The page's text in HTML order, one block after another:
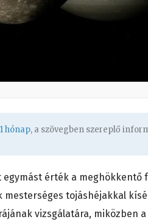
1 hónap, a szövegben szereplő
érték a meghökkentő
tojáshéjakkal
vizsgálatára, miközben